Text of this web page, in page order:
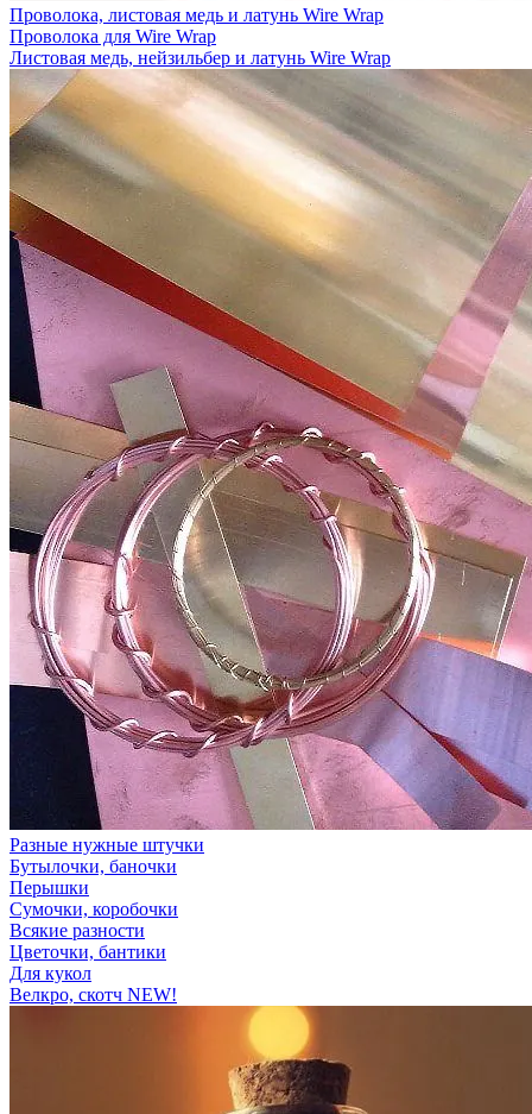
Проволока, листовая медь и латунь Wire Wrap
Проволока для Wire Wrap
Листовая медь, нейзильбер и латунь Wire Wrap
Разные нужные штучки
Бутылочки, баночки
Перышки
Сумочки, коробочки
Всякие разности
Цветочки, бантики
Для кукол
Велкро, скотч NEW!